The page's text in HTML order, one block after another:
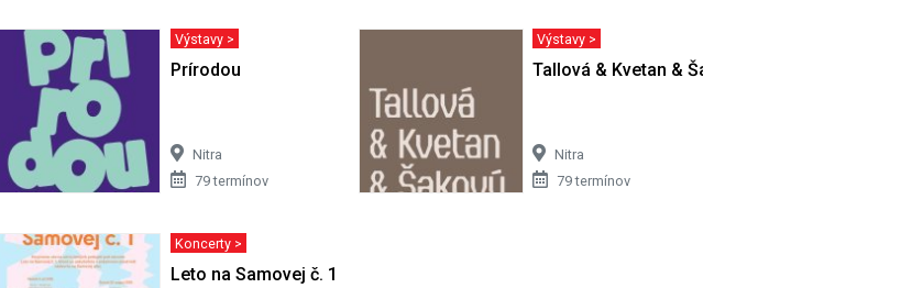
Výstavy >
Prírodou
Nitra
79 termínov
Výstavy >
Tallová & Kvetan & Šakový
Nitra
79 termínov
Koncerty >
Leto na Samovej č. 1 - 5. ročník